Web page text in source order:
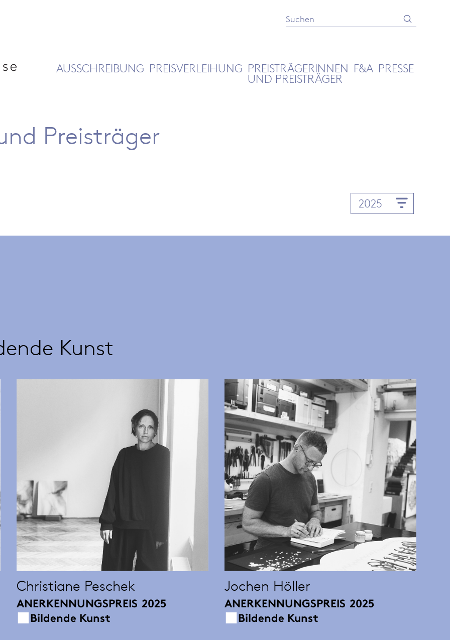
Suche
Absenden
AUSSCHREIBUNG PREISVERLEIHUNG PREISTRÄGERINNEN
UND PREISTRÄGER
F&A PRESSE
Preisträger
2025
Kunst
Christiane Peschek
ANERKENNUNGSPREIS 2025
Bildende Kunst
Jochen Höller
ANERKENNUNGSPREIS 2025
Bildende Kunst